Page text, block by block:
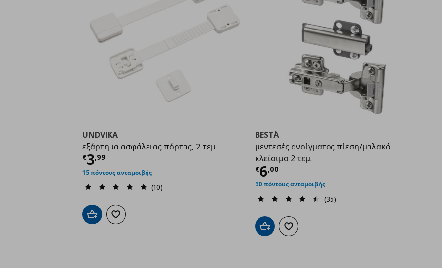
UNDVIKA
εξάρτημα ασφάλειας πόρτας, 2 τεμ.
€3,99
Τρέχουσα τιμή
15 πόντους ανταμοιβής
(10)
Προσθήκη στο καλάθι
Προσθήκη στα αγαπημένα
BESTÅ
μεντεσές ανοίγματος πίεση/μαλακό
κλείσιμο 2 τεμ.
€6,00
Τρέχουσα τιμή
30 πόντους ανταμοιβής
(35)
Προσθήκη στο καλάθι
Προσθήκη στα αγαπημένα